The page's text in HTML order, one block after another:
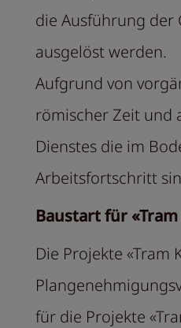
die Ausführung der
ausgelöst werden.
Aufgrund von
römischer Zeit und
Dienstes die im
Arbeitsfortschritt
Baustart für
Die Projekte
für die Projekte